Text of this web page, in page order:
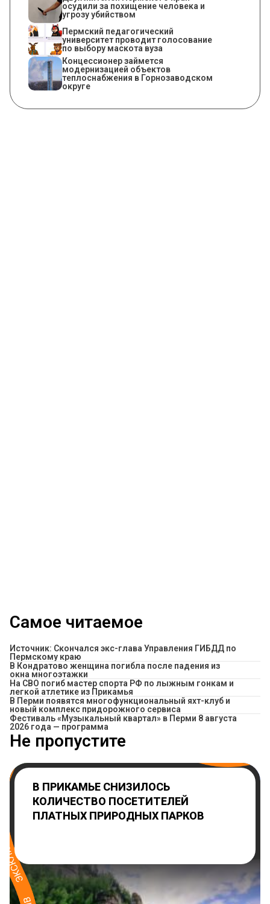
осудили за похищение человека и
угрозу убийством
Пермский педагогический
университет проводит голосование
по выбору маскота вуза
Концессионер займется
модернизацией объектов
теплоснабжения в Горнозаводском
округе
Самое читаемое
Источник: Скончался экс-глава Управления ГИБДД по
Пермскому краю
В Кондратово женщина погибла после падения из
окна многоэтажки
На СВО погиб мастер спорта РФ по лыжным гонкам и
легкой атлетике из Прикамья
В Перми появятся многофункциональный яхт-клуб и
новый комплекс придорожного сервиса
Фестиваль «Музыкальный квартал» в Перми 8 августа
2026 года — программа
Не пропустите
В ПРИКАМЬЕ СНИЗИЛОСЬ
КОЛИЧЕСТВО ПОСЕТИТЕЛЕЙ
ПЛАТНЫХ ПРИРОДНЫХ ПАРКОВ